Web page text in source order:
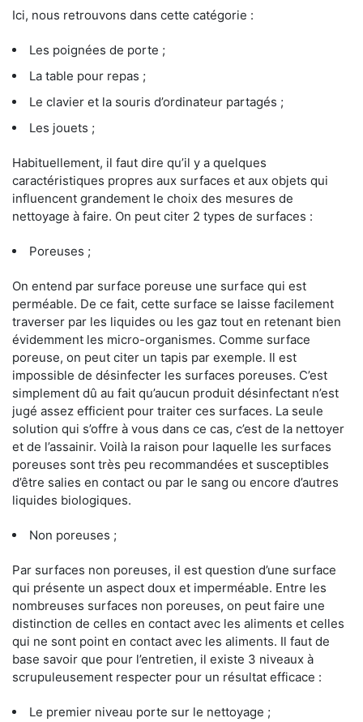
Ici, nous retrouvons dans cette catégorie :
Les poignées de porte ;
La table pour repas ;
Le clavier et la souris d’ordinateur partagés ;
Les jouets ;
Habituellement, il faut dire qu’il y a quelques
caractéristiques propres aux surfaces et aux objets qui
influencent grandement le choix des mesures de
nettoyage à faire. On peut citer 2 types de surfaces :
Poreuses ;
On entend par surface poreuse une surface qui est
perméable. De ce fait, cette surface se laisse facilement
traverser par les liquides ou les gaz tout en retenant bien
évidemment les micro-organismes. Comme surface
poreuse, on peut citer un tapis par exemple. Il est
impossible de désinfecter les surfaces poreuses. C’est
simplement dû au fait qu’aucun produit désinfectant n’est
jugé assez efficient pour traiter ces surfaces. La seule
solution qui s’offre à vous dans ce cas, c’est de la nettoyer
et de l’assainir. Voilà la raison pour laquelle les surfaces
poreuses sont très peu recommandées et susceptibles
d’être salies en contact ou par le sang ou encore d’autres
liquides biologiques.
Non poreuses ;
Par surfaces non poreuses, il est question d’une surface
qui présente un aspect doux et imperméable. Entre les
nombreuses surfaces non poreuses, on peut faire une
distinction de celles en contact avec les aliments et celles
qui ne sont point en contact avec les aliments. Il faut de
base savoir que pour l’entretien, il existe 3 niveaux à
scrupuleusement respecter pour un résultat efficace :
Le premier niveau porte sur le nettoyage ;